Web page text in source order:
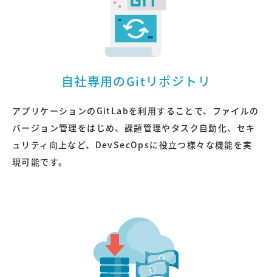
自社専用のGitリポジトリ
アプリケーションのGitLabを利用することで、ファイルの
バージョン管理をはじめ、課題管理やタスク自動化、セキ
ュリティ向上など、DevSecOpsに役立つ様々な機能を実
現可能です。